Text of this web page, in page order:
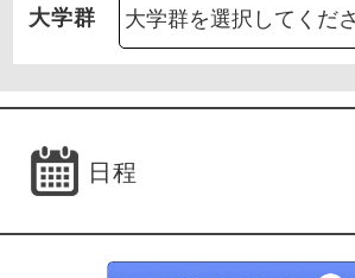
大学群
日程